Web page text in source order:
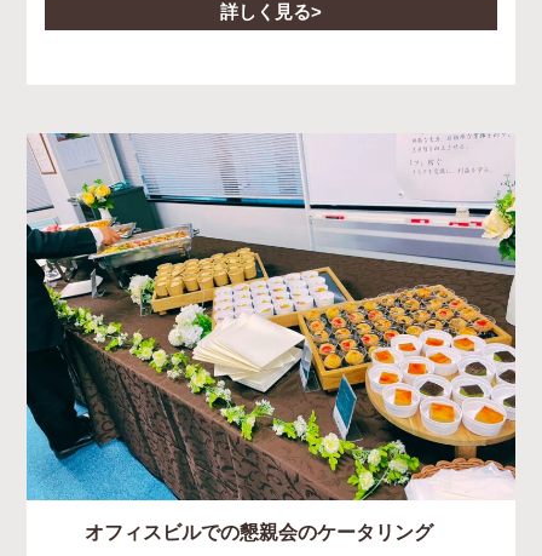
詳しく見る
オフィスビルでの懇親会のケータリング